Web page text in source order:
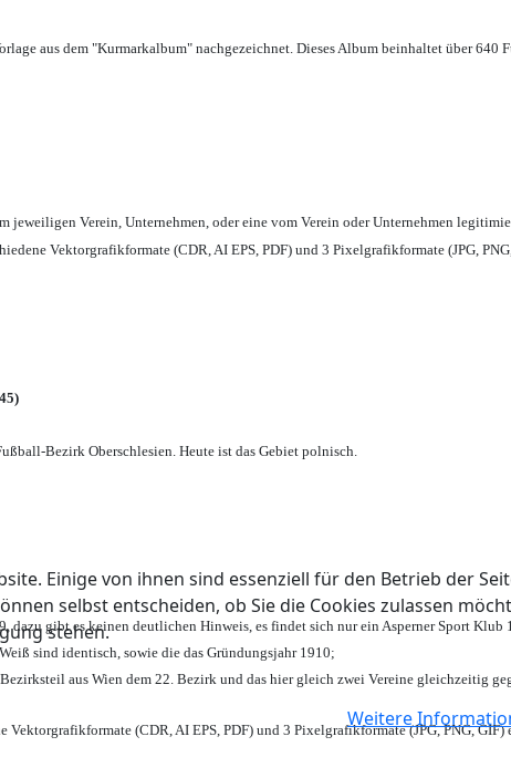
Einige von ihnen sind essenziell für den Betrieb der
selbst entscheiden, ob Sie die Cookies zulassen
stehen.
Weitere
aus dem "Kurmarkalbum" nachgezeichnet. Dieses Album beinhaltet über 640
jeweiligen Verein, Unternehmen, oder eine vom Verein oder Unternehmen
Vektorgrafikformate (CDR, AI EPS, PDF) und 3 Pixelgrafikformate (JPG,
Bezirk Oberschlesien. Heute ist das Gebiet polnisch.
dazu gibt es keinen deutlichen Hinweis, es findet sich nur ein Asperner Sport Klub
sind identisch, sowie die das Gründungsjahr 1910;
aus Wien dem 22. Bezirk und das hier gleich zwei Vereine gleichzeitig
Vektorgrafikformate (CDR, AI EPS, PDF) und 3 Pixelgrafikformate (JPG, PNG, GIF)